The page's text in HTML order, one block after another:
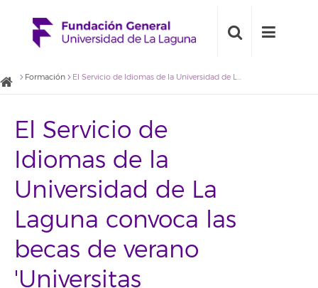
Formación El Servicio de Idiomas de la Universidad de La Laguna convoca las becas de verano 'Universitas Prolingua'
El Servicio de
Idiomas de la
Universidad de La
Laguna convoca las
becas de verano
'Universitas